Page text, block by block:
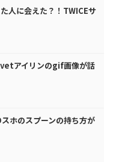
人に会えた？！TWICEサ
アイリンのgif画像が話
ホのスプーンの持ち方が